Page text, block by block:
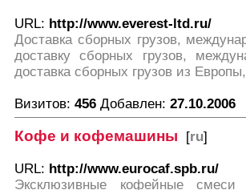
URL: http://www.everest-ltd.ru/
Доставка сборных грузов,
доставку сборных грузов,
доставка сборных грузов из
Визитов: 456 Добавлен: 27.10.2006
Кофе и кофемашины [ru]
URL: http://www.eurocaf.spb.ru/
Эксклюзивные кофейные смеси